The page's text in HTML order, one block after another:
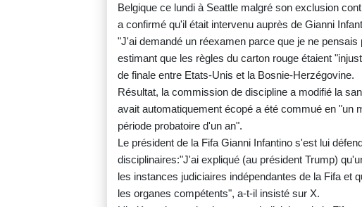
Belgique ce lundi à Seattle malgré son exclusion
a confirmé qu'il était intervenu auprès de Gianni
"J'ai demandé un réexamen parce que je ne
estimant que les règles du carton rouge étaient
de finale entre Etats-Unis et la Bosnie-Herzégovine.
Résultat, la commission de discipline a modifié la
avait automatiquement écopé a été commué en
période probatoire d'un an".
Le président de la Fifa Gianni Infantino s'est lui
disciplinaires:"J'ai expliqué (au président Trump)
les instances judiciaires indépendantes de la Fifa et
les organes compétents", a-t-il insisté sur X.